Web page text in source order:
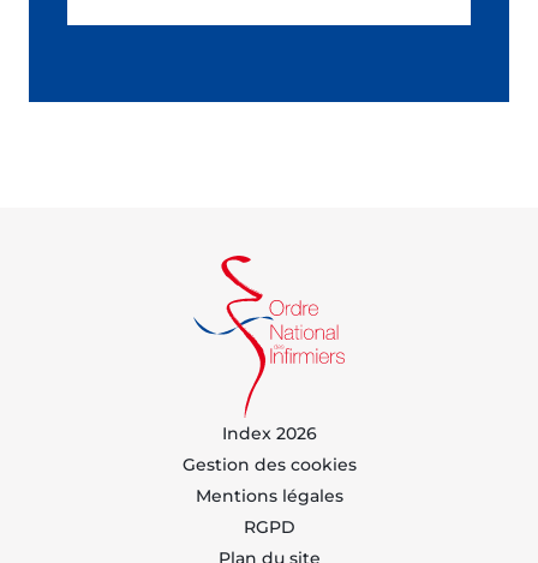
Index 2026
Gestion des cookies
Mentions légales
RGPD
Plan du site